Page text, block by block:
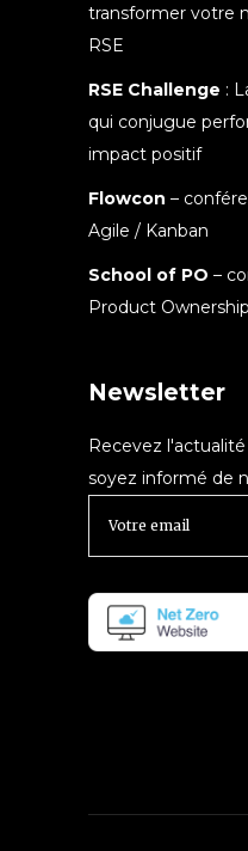
transformer votre
RSE
RSE Challenge :
qui conjugue
impact positif
Flowcon –
Agile / Kanban
School of PO –
Product Ownership
Newsletter
Recevez
soyez informé de